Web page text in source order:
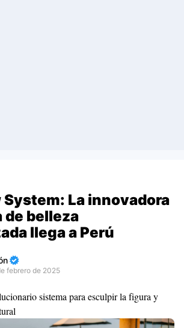
System: La innovadora
belleza
llega a Perú
febrero de 2025
sistema para esculpir la figura y